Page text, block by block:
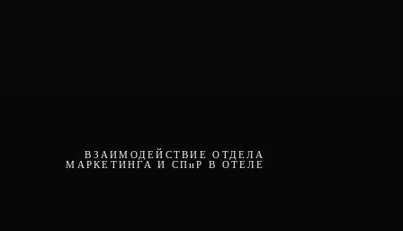
ВЗАИМОДЕЙСТВИЕ ОТДЕЛА
МАРКЕТИНГА И СПиР В ОТЕЛЕ